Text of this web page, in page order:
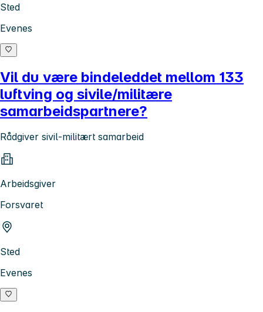
Sted
Evenes
Vil du være bindeleddet mellom 133
luftving og sivile/militære
samarbeidspartnere?
Rådgiver sivil-militært samarbeid
Arbeidsgiver
Forsvaret
Sted
Evenes